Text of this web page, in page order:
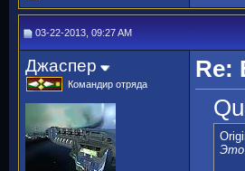
03-22-2013, 09:27 AM
Джаспер
Командир отряда
Re:
Это